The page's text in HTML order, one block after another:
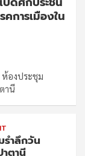
การเมืองใน
ห้องประชุม
านี
รำลึกวัน
ตานี